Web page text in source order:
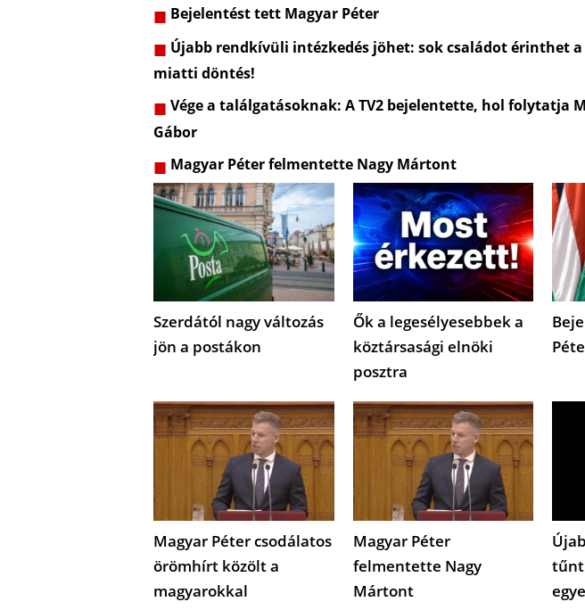
Bejelentést tett Magyar Péter
Újabb rendkívüli intézkedés jöhet: sok családot érinthet a
miatti döntés!
Vége a találgatásoknak: A TV2 bejelentette, hol folytatja
Gábor
Magyar Péter felmentette Nagy Mártont
Szerdától nagy változás
jön a postákon
Ők a legesélyesebbek a
köztársasági elnöki
posztra
Magyar Péter csodálatos
örömhírt közölt a
magyarokkal
Magyar Péter
felmentette Nagy
Mártont
tűnt